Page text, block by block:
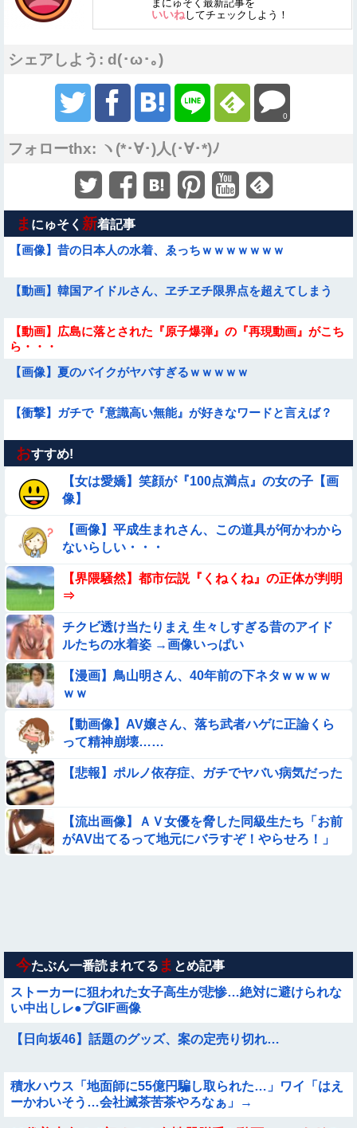
まにゅそく最新記事を
いいねしてチェックしよう！
シェアしよう: d(･ω･｡)
0
フォローthx: ヽ(*･∀･)人(･∀･*)ﾉ
ま にゅそく 新着記事
【画像】昔の日本人の水着、ゑっちｗｗｗｗｗｗｗ
【動画】韓国アイドルさん、ヱチヱチ限界点を超えてしまう
【動画】広島に落とされた『原子爆弾』の『再現動画』がこち
ら・・・
【画像】夏のバイクがヤバすぎるｗｗｗｗｗ
【衝撃】ガチで『意識高い無能』が好きなワードと言えば？
【動画】 女子中学生さん、タクシー運ちゃんに感電させられ死
亡……
【動画】小池栄子似のGカップ女子高生「知らないオジさんに
襲われてオッパイ揉まれた」
【悲報】ま～んさん、ドッキリにひっかかってしまう【→動
画】
【画像】プールで水着が脱げちゃった女の子の反応ｗｗｗｗｗ
ｗｗｗ
【問題】全員受かると話題の『自衛隊』の採用試験がこちら
【→】
★【画像】この飲み物覚えてるやつ0人説
【画像】お前らこの超美人が整形か否か判定たのむ！！
【ロマン】世界を動かした暗号ランキング
【画像】プールに来てた水着JCたち どの娘を選ぶの？
【動画】女子中学生の『チン媚びダンス』が気持ち悪い🤮
おすすめ!
【女は愛嬌】笑顔が『100点満点』の女の子【画
像】
【画像】平成生まれさん、この道具が何かわから
ないらしい・・・
【界隈騒然】都市伝説『くねくね』の正体が判明
⇒
チクビ透け当たりまえ 生々しすぎる昔のアイド
ルたちの水着姿 →画像いっぱい
【漫画】鳥山明さん、40年前の下ネタｗｗｗｗ
ｗｗ
【動画像】AV嬢さん、落ち武者ハゲに正論くら
って精神崩壊……
【悲報】ポルノ依存症、ガチでヤバい病気だった
【流出画像】ＡＶ女優を脅した同級生たち「お前
がAV出てるって地元にバラすぞ！やらせろ！」
今たぶん一番読まれてる ま とめ記事
ストーカーに狙われた女子高生が悲惨…絶対に避けられな
い中出しレ●プGIF画像
【日向坂46】話題のグッズ、案の定売り切れ…
積水ハウス「地面師に55億円騙し取られた…」ワイ「はえ
ーかわいそう…会社滅茶苦茶やろなぁ」→